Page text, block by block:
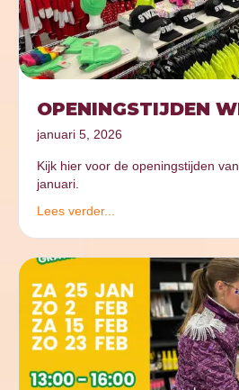
OPENINGSTIJDEN
januari 5, 2026
Kijk hier voor de openingstijden
januari.
Lees verder...